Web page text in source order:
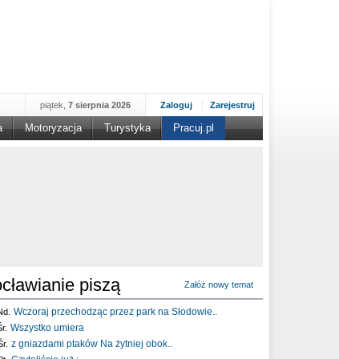
Zaloguj Zarejestruj
piątek, 7 sierpnia 2026
Motoryzacja Turystyka Pracuj.pl
piszą Załóż nowy temat
Wczoraj przechodząc przez park na Słodowie..
Wszystko umiera
z gniazdami ptaków Na żytniej obok..